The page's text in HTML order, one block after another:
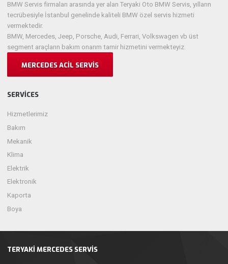
TERYAKI MERCEDES SERVIS
BMW Servis firmaları arasında yer alan Teryaki Oto BMW Servis, yılların
tecrübesiyle İstanbul genelinde kaliteli BMW özel servis hizmeti
vermektedir.
BMW, Mercedes, Jeep, Porsche, Audi, Ferrari, Volkswagen vb üst
segment araçların bakım onarım tamir hizmetini vermekteyiz.
MERCEDES ACIL SERVIS
SERVICES
Hizmetlerimiz
Bakım
Mekanik
Klima
Elektrik
Elektronik
Kaporta
Boya